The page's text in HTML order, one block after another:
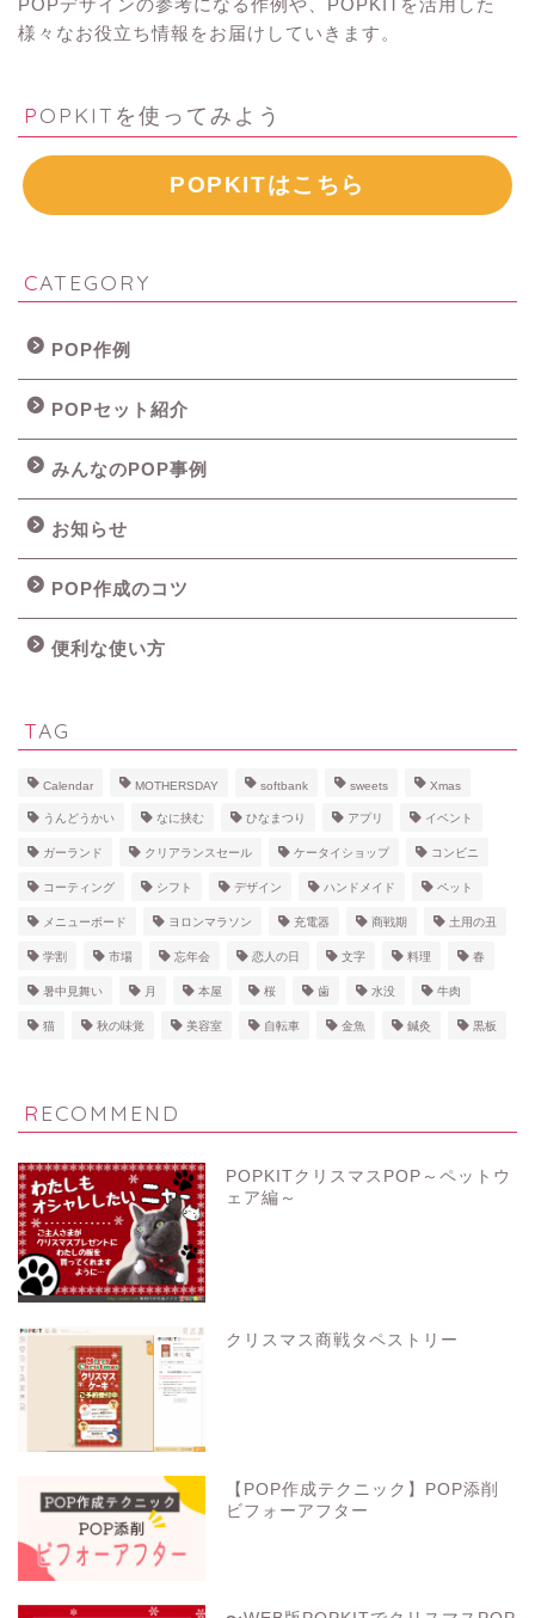
POPデザインの参考になる作例や、POPKITを活用した
様々なお役立ち情報をお届けしていきます。
POPKITを使ってみよう
POPKITはこちら
CATEGORY
POP作例
POPセット紹介
みんなのPOP事例
お知らせ
POP作成のコツ
便利な使い方
TAG
Calendar MOTHERSDAY softbank sweets Xmas
うんどうかい なに挟む ひなまつり アプリ イベント
ガーランド クリアランスセール ケータイショップ コンビニ
コーティング シフト デザイン ハンドメイド ペット
メニューボード ヨロンマラソン 充電器 商戦期 土用の丑
学割 市場 忘年会 恋人の日 文字 料理 春
暑中見舞い 月 本屋 桜 歯 水没 牛肉
猫 秋の味覚 美容室 自転車 金魚 鍼灸 黒板
RECOMMEND
POPKITクリスマスPOP～ペットウ
ェア編～
クリスマス商戦タペストリー
【POP作成テクニック】POP添削
ビフォーアフター